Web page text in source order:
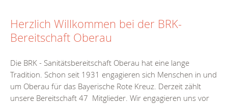
Herzlich Willkommen bei der BRK-
Bereitschaft Oberau
Die BRK - Sanitätsbereitschaft Oberau hat eine lange
Tradition. Schon seit 1931 engagieren sich Menschen in und
um Oberau für das Bayerische Rote Kreuz. Derzeit zählt
unsere Bereitschaft 47 Mitglieder. Wir engagieren uns vor